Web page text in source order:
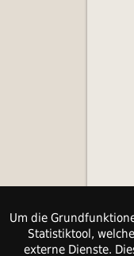
Um die
Statistiktool,
externe Dienste.